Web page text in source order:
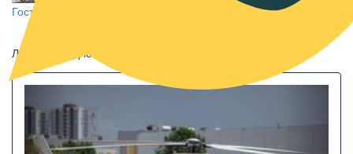
Гостиница «Абхазия» Пансионат «Водопад»
Лучшие предложения